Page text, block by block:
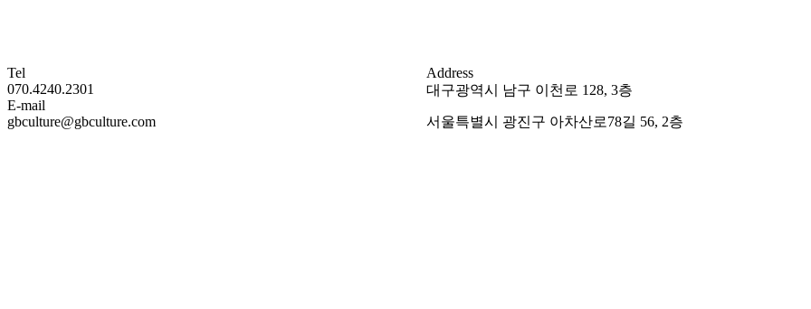
Tel
070.4240.2301
E-mail
gbculture@gbculture.com
Address
대구광역시 남구 이천로 128, 3층
서울특별시 광진구 아차산로78길 56, 2층